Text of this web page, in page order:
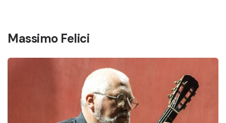
Massimo Felici